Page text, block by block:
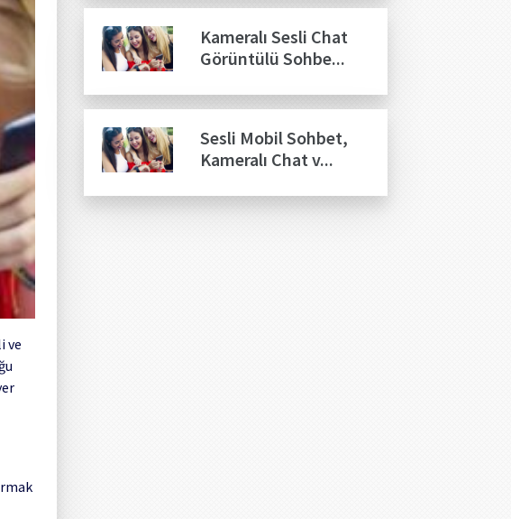
ve
Kameralı Sesli Chat
Görüntülü Sohbe...
Sesli Mobil Sohbet,
Kameralı Chat v...